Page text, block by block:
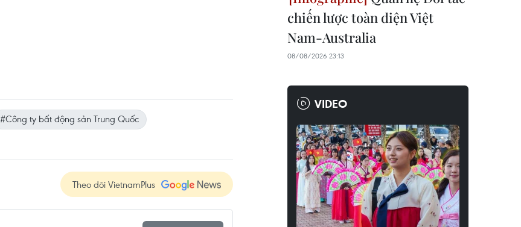
#Công ty bất động sản Trung Quốc
Theo dõi VietnamPlus
chiến lược toàn diện Việt
Nam-Australia
08/08/2026 23:13
VIDEO